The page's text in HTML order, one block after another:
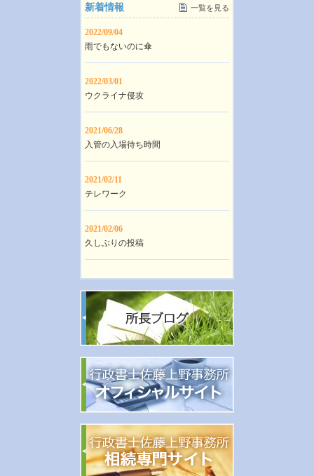
新着情報 一覧を見る
2022/09/04
雨でもないのに傘
2022/03/01
ウクライナ侵攻
2021/06/28
入管の入場待ち時間
2021/02/11
テレワーク
2021/02/06
久しぶりの投稿